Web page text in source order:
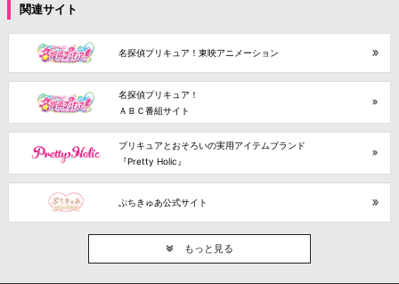
関連サイト
名探偵プリキュア！東映アニメーション
名探偵プリキュア！
ＡＢＣ番組サイト
プリキュアとおそろいの実用アイテムブランド
『Pretty Holic』
ぷちきゅあ公式サイト
もっと見る